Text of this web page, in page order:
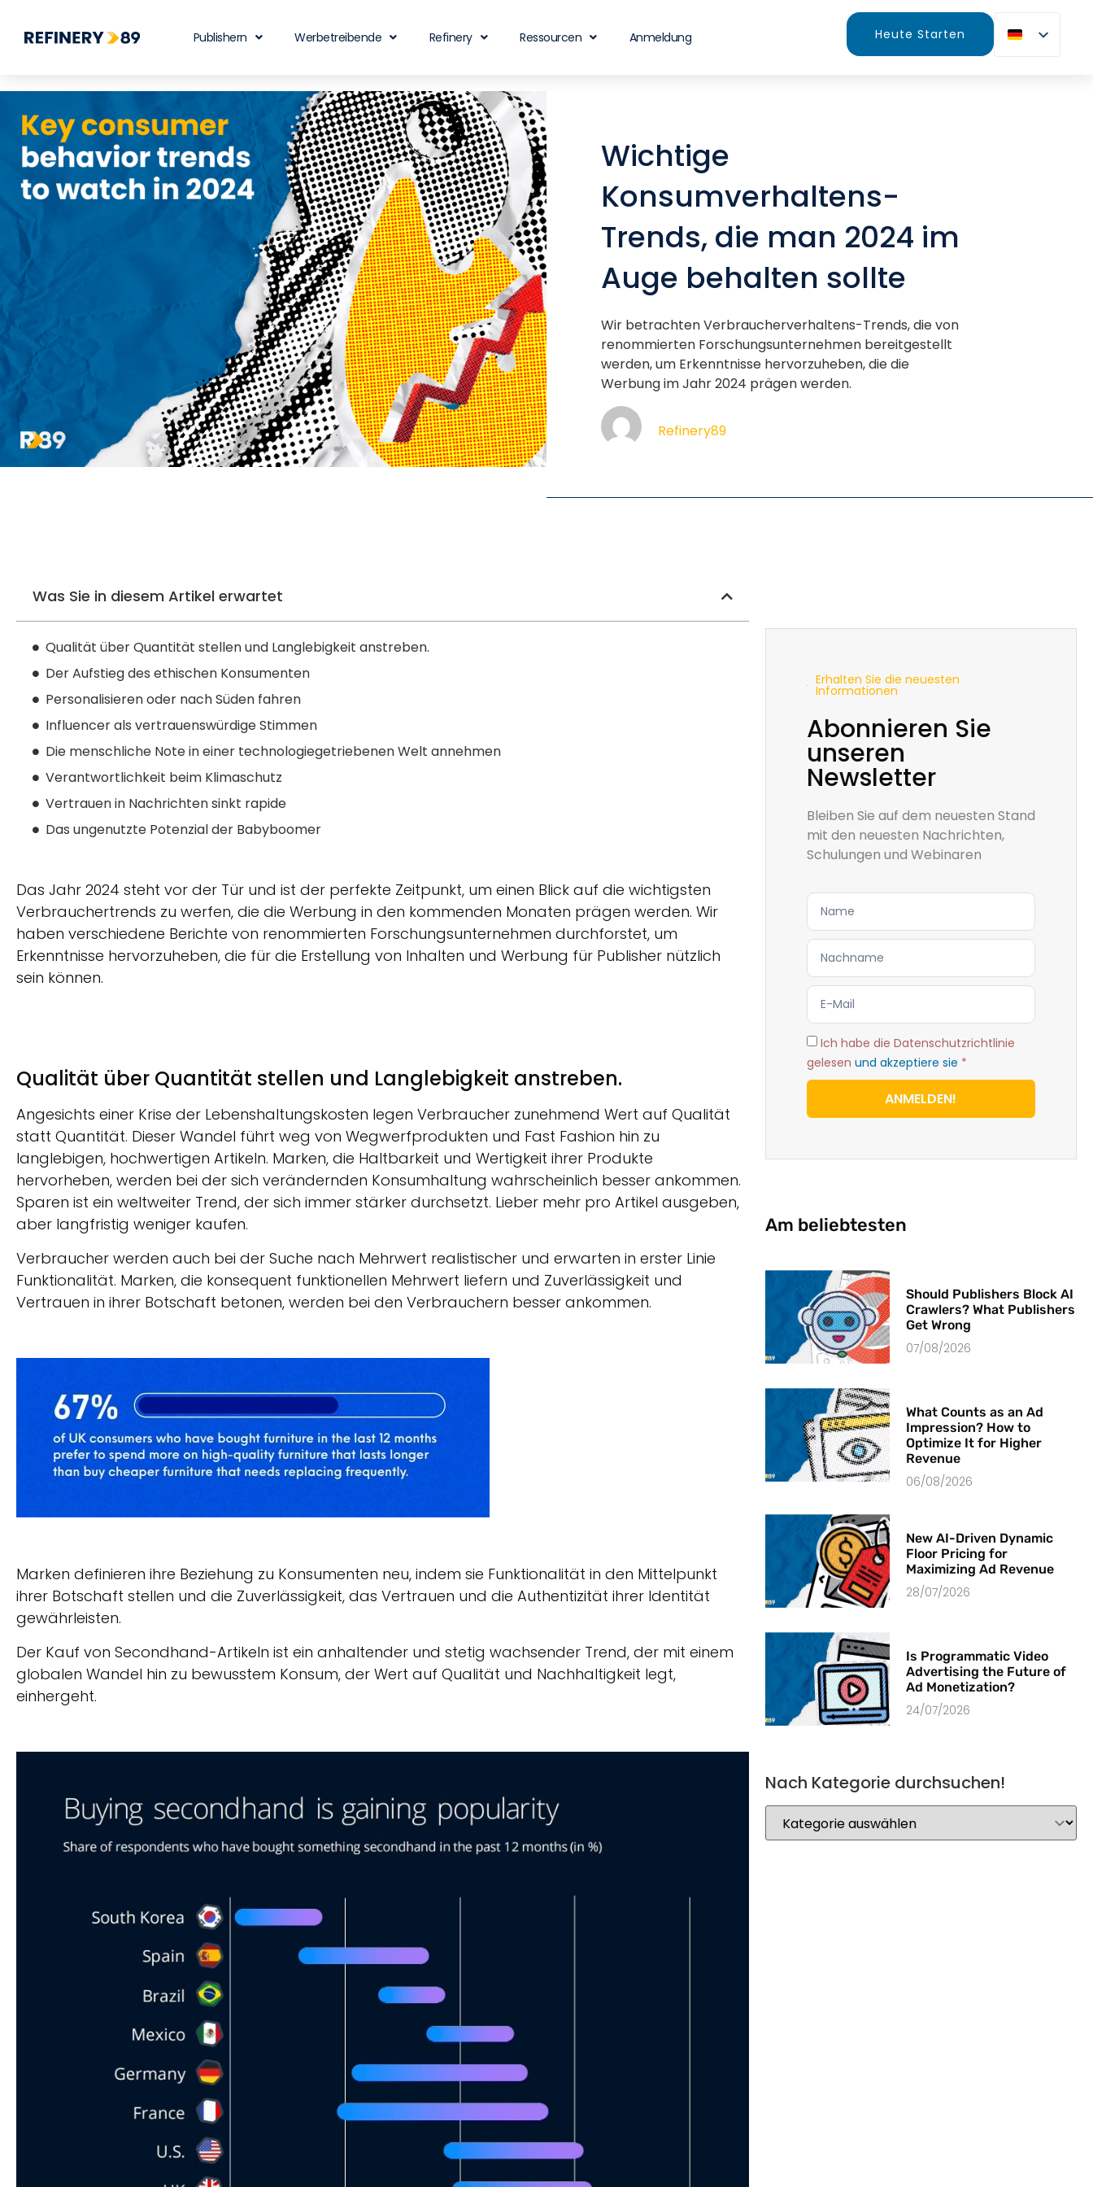
Publishern Werbetreibende Refinery Ressourcen Anmeldung Heute Starten
Wichtige
Konsumverhaltens-
Trends, die man 2024 im
Auge behalten sollte
Wir betrachten Verbraucherverhaltens-Trends, die von
renommierten Forschungsunternehmen bereitgestellt
werden, um Erkenntnisse hervorzuheben, die die
Werbung im Jahr 2024 prägen werden.
Refinery89
Was Sie in diesem Artikel erwartet
Qualität über Quantität stellen und Langlebigkeit anstreben.
Der Aufstieg des ethischen Konsumenten
Personalisieren oder nach Süden fahren
Influencer als vertrauenswürdige Stimmen
Die menschliche Note in einer technologiegetriebenen Welt annehmen
Verantwortlichkeit beim Klimaschutz
Vertrauen in Nachrichten sinkt rapide
Das ungenutzte Potenzial der Babyboomer
Das Jahr 2024 steht vor der Tür und ist der perfekte Zeitpunkt, um einen Blick auf die wichtigsten
Verbrauchertrends zu werfen, die die Werbung in den kommenden Monaten prägen werden. Wir
haben verschiedene Berichte von renommierten Forschungsunternehmen durchforstet, um
Erkenntnisse hervorzuheben, die für die Erstellung von Inhalten und Werbung für Publisher nützlich
sein können.
Qualität über Quantität stellen und Langlebigkeit anstreben.
Angesichts einer Krise der Lebenshaltungskosten legen Verbraucher zunehmend Wert auf Qualität
statt Quantität. Dieser Wandel führt weg von Wegwerfprodukten und Fast Fashion hin zu
langlebigen, hochwertigen Artikeln. Marken, die Haltbarkeit und Wertigkeit ihrer Produkte
hervorheben, werden bei der sich verändernden Konsumhaltung wahrscheinlich besser ankommen.
Sparen ist ein weltweiter Trend, der sich immer stärker durchsetzt. Lieber mehr pro Artikel ausgeben,
aber langfristig weniger kaufen.
Verbraucher werden auch bei der Suche nach Mehrwert realistischer und erwarten in erster Linie
Funktionalität. Marken, die konsequent funktionellen Mehrwert liefern und Zuverlässigkeit und
Vertrauen in ihrer Botschaft betonen, werden bei den Verbrauchern besser ankommen.
Marken definieren ihre Beziehung zu Konsumenten neu, indem sie Funktionalität in den Mittelpunkt
ihrer Botschaft stellen und die Zuverlässigkeit, das Vertrauen und die Authentizität ihrer Identität
gewährleisten.
Der Kauf von Secondhand-Artikeln ist ein anhaltender und stetig wachsender Trend, der mit einem
globalen Wandel hin zu bewusstem Konsum, der Wert auf Qualität und Nachhaltigkeit legt,
einhergeht.
Erhalten Sie die neuesten
Informationen
Abonnieren Sie
unseren
Newsletter
Bleiben Sie auf dem neuesten Stand
mit den neuesten Nachrichten,
Schulungen und Webinaren
Ich habe die Datenschutzrichtlinie
gelesen und akzeptiere sie *
ANMELDEN!
Am beliebtesten
Should Publishers Block AI
Crawlers? What Publishers
Get Wrong
07/08/2026
What Counts as an Ad
Impression? How to
Optimize It for Higher
Revenue
06/08/2026
New AI-Driven Dynamic
Floor Pricing for
Maximizing Ad Revenue
28/07/2026
Is Programmatic Video
Advertising the Future of
Ad Monetization?
24/07/2026
Nach Kategorie durchsuchen!